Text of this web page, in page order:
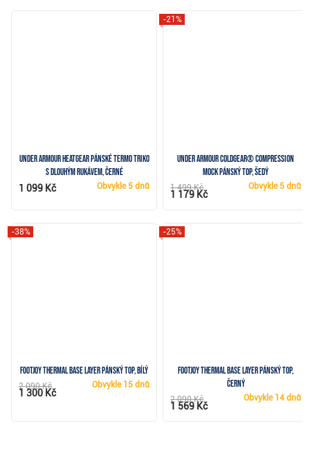
Under Armour HeatGear pánské termo triko
s dlouhým rukávem, černé
Obvykle 5 dnů
1 099 Kč
Under Armour ColdGear® Compression
Mock pánský top, šedý
-21%
Obvykle 5 dnů
1 499 Kč
1 179 Kč
FootJoy Thermal Base Layer pánský top, bílý
-38%
Obvykle 15 dnů
2 090 Kč
1 300 Kč
FootJoy Thermal Base Layer pánský top,
černý
-25%
Obvykle 14 dnů
2 090 Kč
1 569 Kč